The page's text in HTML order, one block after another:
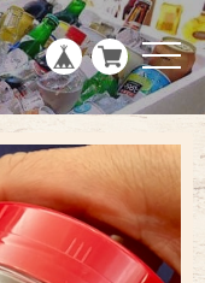
t
o
g
g
e
n
a
v
i
g
a
t
g
l
e
n
a
v
i
t
o